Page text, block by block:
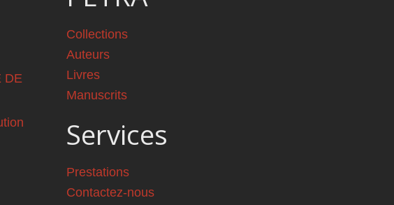
DE
Collections
Auteurs
Livres
Manuscrits
Services
Prestations
Contactez-nous